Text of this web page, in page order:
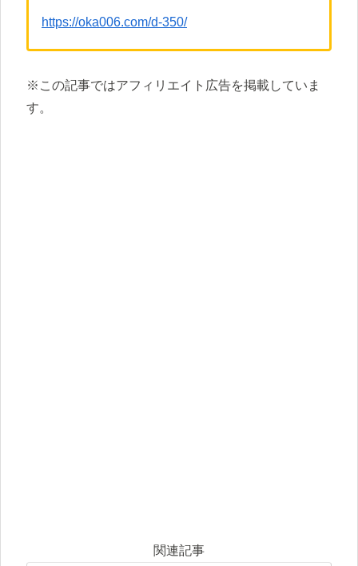
https://oka006.com/d-350/
※この記事ではアフィリエイト広告を掲載していま
す。
関連記事